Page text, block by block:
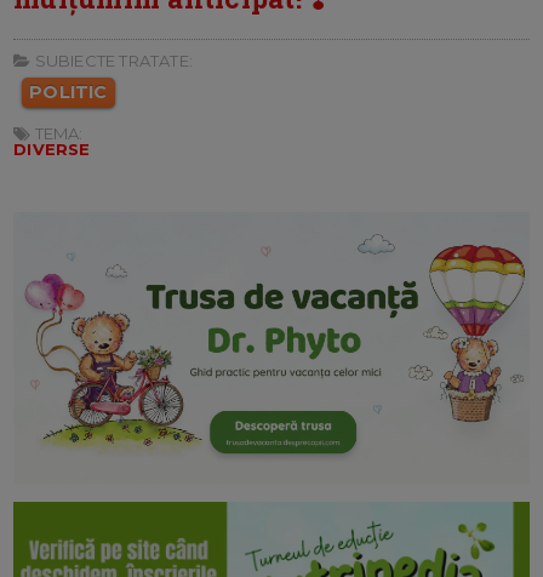
SUBIECTE TRATATE:
POLITIC
TEMA:
DIVERSE